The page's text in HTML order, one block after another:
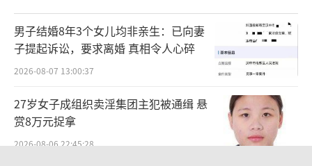
男子结婚8年3个女儿均非亲生：已向妻
子提起诉讼，要求离婚 真相令人心碎
2026-08-07 13:00:37
27岁女子成组织卖淫集团主犯被通缉 悬
赏8万元捉拿
2026-08-06 22:45:28